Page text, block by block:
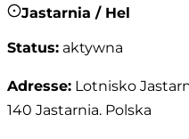
Jastarnia / Hel
Status: aktywna
Adresse: Lotnisko
140 Jastarnia. Polska